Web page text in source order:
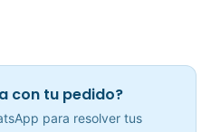
con tu pedido?
para resolver tus